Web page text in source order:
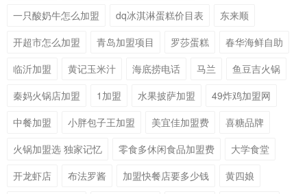
一只酸奶牛怎么加盟
dq冰淇淋蛋糕价目表
东来顺
开超市怎么加盟
青岛加盟项目 罗莎蛋糕
春华海鲜自助
临沂加盟
黄记玉米汁 海底捞电话 马兰
鱼豆吉火锅
秦妈火锅店加盟
1加盟 水果披萨加盟
49炸鸡加盟网
中餐加盟
小胖包子王加盟 美宜佳加盟费
喜糖品牌
火锅加盟选 独家记忆
零食多休闲食品加盟费
大学食堂
开龙虾店
布法罗酱 加盟快餐店要多少钱
黄四娘